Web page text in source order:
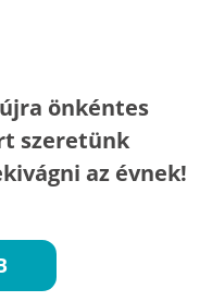
önkéntes
szeretünk
az évnek!